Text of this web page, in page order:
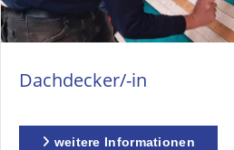
Dachdecker/-in
weitere Informationen